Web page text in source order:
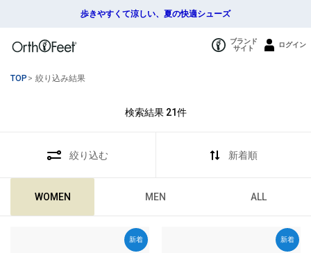
歩きやすくて涼しい、夏の快適シューズ
ブランド
サイト
ログイン
TOP > 絞り込み結果
検索結果 21件
絞り込む 新着順
WOMEN MEN ALL
新着 新着